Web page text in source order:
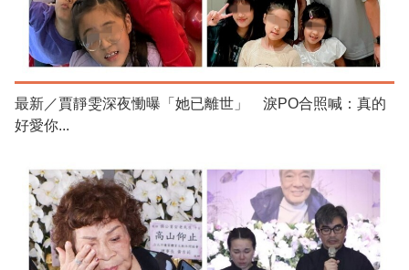
最新／賈靜雯深夜慟曝「她已離世」 淚PO合照喊：真的
好愛你...